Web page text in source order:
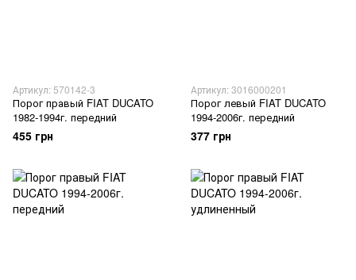
Артикул: 570142-3
Порог правый FIAT DUCATO
1982-1994г. передний
455 грн
Артикул: 3016000201
Порог левый FIAT DUCATO
1994-2006г. передний
377 грн